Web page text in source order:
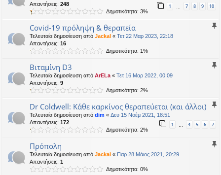
Απαντήσεις: 248 1 7 8 9 10
Δημοτικότητα: 3%
Covid-19 πρόληψη & θεραπεία
Τελευταία δημοσίευση από Jackal « Τετ 22 Μαρ 2023, 22:18
Απαντήσεις: 16
Δημοτικότητα: 1%
Βιταμίνη D3
Τελευταία δημοσίευση από ArELa « Τετ 16 Μαρ 2022, 00:09
Απαντήσεις: 9
Δημοτικότητα: 2%
Dr Coldwell: Κάθε καρκίνος θεραπεύεται (και άλλοι)
Τελευταία δημοσίευση από dim « Δευ 15 Νοέμ 2021, 18:51
Απαντήσεις: 172 1 4 5 6 7
Δημοτικότητα: 2%
Πρόπολη
Τελευταία δημοσίευση από Jackal « Παρ 28 Μάιος 2021, 20:29
Απαντήσεις: 1
Δημοτικότητα: 0%